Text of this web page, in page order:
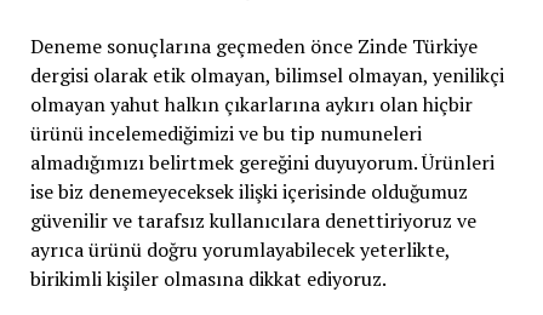
Deneme sonuçlarına geçmeden önce Zinde Türkiye
dergisi olarak etik olmayan, bilimsel olmayan, yenilikçi
olmayan yahut halkın çıkarlarına aykırı olan hiçbir
ürünü incelemediğimizi ve bu tip numuneleri
almadığımızı belirtmek gereğini duyuyorum. Ürünleri
ise biz denemeyeceksek ilişki içerisinde olduğumuz
güvenilir ve tarafsız kullanıcılara denettiriyoruz ve
ayrıca ürünü doğru yorumlayabilecek yeterlikte,
birikimli kişiler olmasına dikkat ediyoruz.